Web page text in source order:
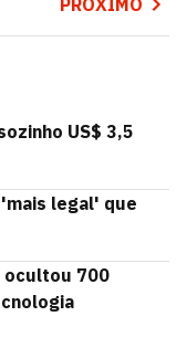
PRÓXIMO
US$ 3,5
legal' que
ocultou 700